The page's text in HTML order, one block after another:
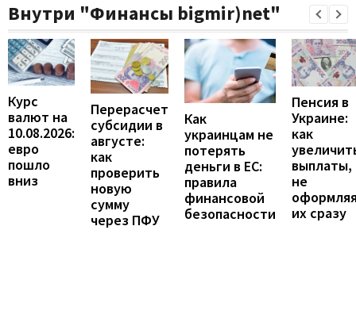
Внутри "Финансы bigmir)net"
Курс
валют на
10.08.2026:
евро
пошло
вниз
Перерасчет
субсидии в
августе:
как
проверить
новую
сумму
через ПФУ
Как
украинцам не
потерять
деньги в ЕС:
правила
финансовой
безопасности
Пенсия в
Украине:
как
выплаты,
не
их сразу